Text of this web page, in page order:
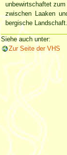
unbewirtschaftet
zwischen Laaken
bergische Landschaft.
Siehe auch unter:
Zur Seite der VHS